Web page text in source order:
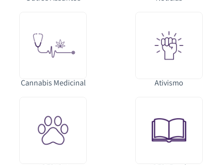
Cannabis Medicinal Ativismo